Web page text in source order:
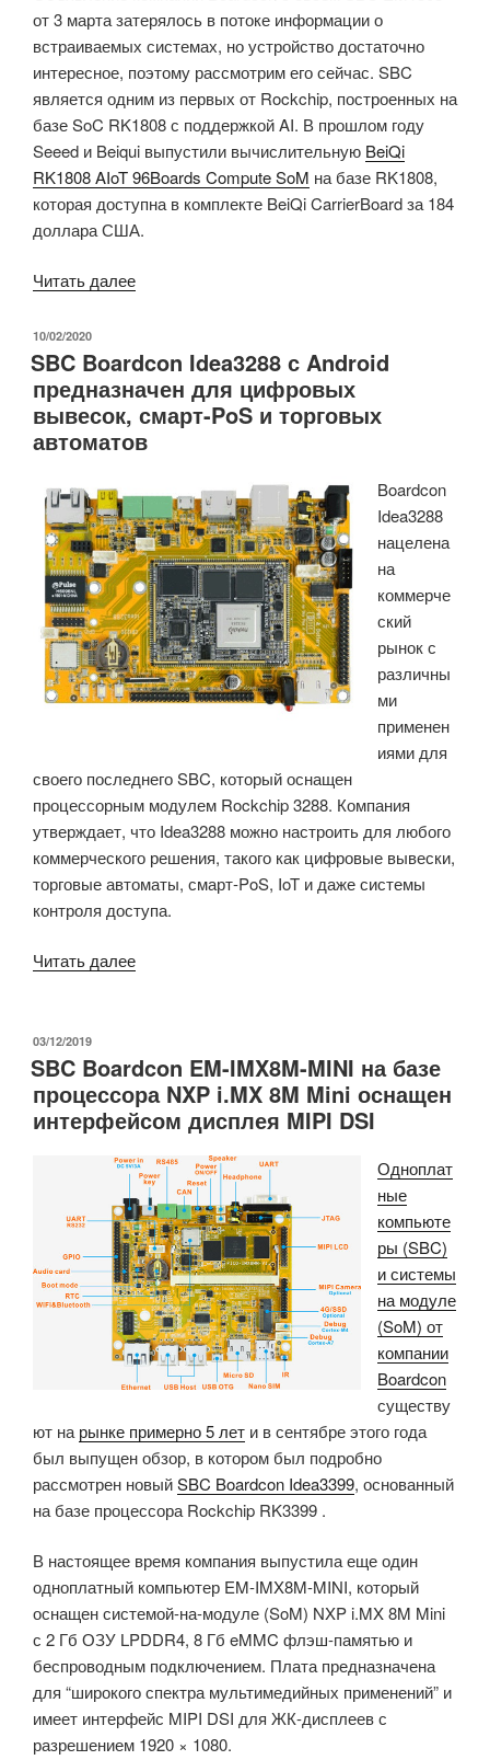
от 3 марта затерялось в потоке информации о
встраиваемых системах, но устройство достаточно
интересное, поэтому рассмотрим его сейчас. SBC
является одним из первых от Rockchip, построенных на
базе SoC RK1808 с поддержкой AI. В прошлом году
Seeed и Beiqui выпустили вычислительную BeiQi
RK1808 AIoT 96Boards Compute SoM на базе RK1808,
которая доступна в комплекте BeiQi CarrierBoard за 184
доллара США.
Читать далее«SBC
процессора
RK1808
с
3-
под
управлением
Linux»
ОПУБЛИКОВАНО
10/02/2020
SBC Boardcon Idea3288 с Android
предназначен для цифровых
вывесок, смарт-PoS и торговых
автоматов
Boardcon
Idea3288
нацелена
на
коммерче
ский
рынок с
различны
ми
применен
иями для
своего последнего SBC, который оснащен
процессорным модулем Rockchip 3288. Компания
утверждает, что Idea3288 можно настроить для любого
коммерческого решения, такого как цифровые вывески,
торговые автоматы, смарт-PoS, IoT и даже системы
контроля доступа.
Читать далее«SBC
Android
предназначен
для
вывесок,
смарт-
PoS
и
торговых
автоматов»
ОПУБЛИКОВАНО
03/12/2019
SBC Boardcon EM-IMX8M-MINI на базе
процессора NXP i.MX 8M Mini оснащен
интерфейсом дисплея MIPI DSI
Одноплат
ные
компьюте
ры (SBC)
и системы
на модуле
(SoM) от
компании
Boardcon
существу
ют на рынке примерно 5 лет и в сентябре этого года
был выпущен обзор, в котором был подробно
рассмотрен новыйSBC Boardcon Idea3399, основанный
на базе процессора Rockchip RK3399 .
В настоящее время компания выпустила еще один
одноплатный компьютер EM-IMX8M-MINI, который
оснащен системой-на-модуле (SoM) NXP i.MX 8M Mini
с 2 Гб ОЗУ LPDDR4, 8 Гб eMMC флэш-памятью и
беспроводным подключением. Плата предназначена
для “широкого спектра мультимедийных применений” и
имеет интерфейс MIPI DSI для ЖК-дисплеев с
разрешением 1920 × 1080.